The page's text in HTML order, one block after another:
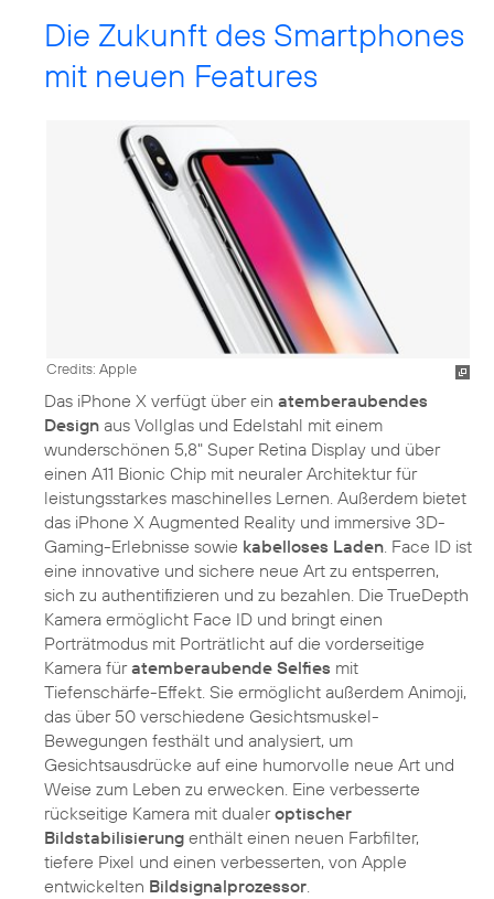
Die Zukunft des Smartphones
mit neuen Features
Credits: Apple
Das iPhone X verfügt über ein atemberaubendes
Design aus Vollglas und Edelstahl mit einem
wunderschönen 5,8" Super Retina Display und über
einen A11 Bionic Chip mit neuraler Architektur für
leistungsstarkes maschinelles Lernen. Außerdem bietet
das iPhone X Augmented Reality und immersive 3D-
Gaming-Erlebnisse sowie kabelloses Laden. Face ID ist
eine innovative und sichere neue Art zu entsperren,
sich zu authentifizieren und zu bezahlen. Die TrueDepth
Kamera ermöglicht Face ID und bringt einen
Porträtmodus mit Porträtlicht auf die vorderseitige
Kamera füratemberaubende Selfies mit
Tiefenschärfe-Effekt. Sie ermöglicht außerdem Animoji,
das über 50 verschiedene Gesichtsmuskel-
Bewegungen festhält und analysiert, um
Gesichtsausdrücke auf eine humorvolle neue Art und
Weise zum Leben zu erwecken. Eine verbesserte
rückseitige Kamera mit dualeroptischer
Bildstabilisierung enthält einen neuen Farbfilter,
tiefere Pixel und einen verbesserten, von Apple
entwickelten Bildsignalprozessor.